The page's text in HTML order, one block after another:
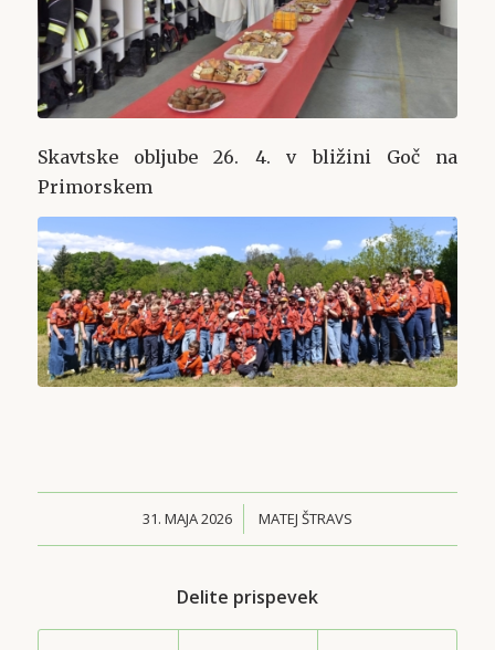
Skavtske obljube 26. 4. v bližini Goč na
Primorskem
31. MAJA 2026
/ MATEJ ŠTRAVS
Delite prispevek